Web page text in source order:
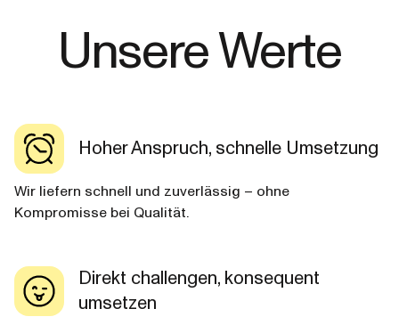
Unsere Werte
Hoher Anspruch, schnelle Umsetzung
Wir liefern schnell und zuverlässig – ohne
Kompromisse bei Qualität.
Direkt challengen, konsequent
umsetzen